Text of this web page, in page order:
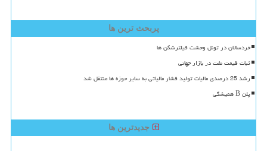
پربحث ترین ها
خردسالان در تونل وحشت فیلترشکن ها
ثبات قیمت نفت در بازار جهانی
رشد 25 درصدی مالیات تولید فشار مالیاتی به سایر حوزه ها منتقل شد
پلن B همیشگی
جدیدترین ها